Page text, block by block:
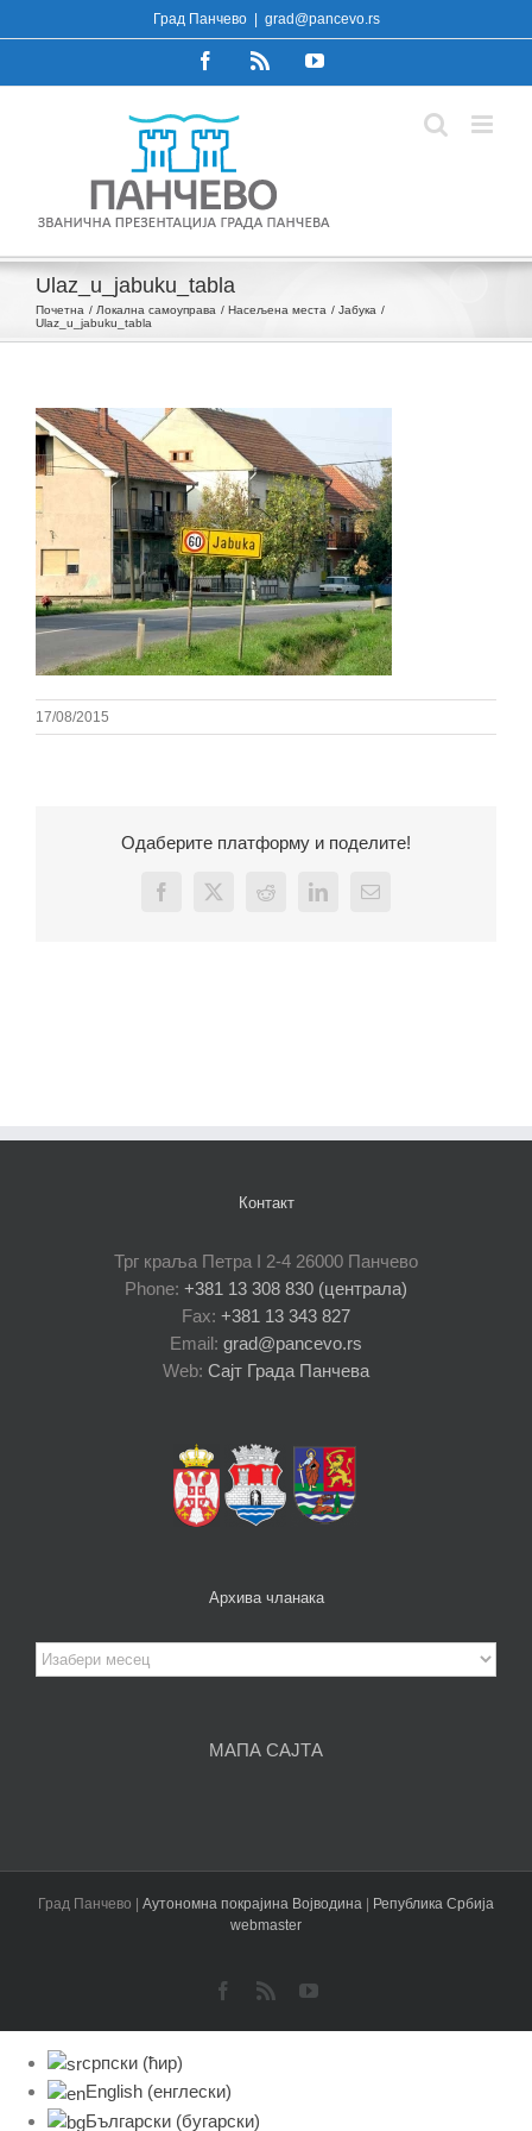
to
Град Панчево grad@pancevo.rs
FacebookRss YouTube
Ulaz_u_jabuku_tabla
Почетна Локална самоуправа Насељена места
Јабука
Ulaz_u_jabuku_tabla
17/08/2015
Одаберите платформу и поделите!
Facebook
X Reddit LinkedInEmail
Контакт
Трг краља Петра I 2-4 26000 Панчево
Phone: +381 13 308 830 (централа)
Fax: +381 13 343 827
Email: grad@pancevo.rs
Web: Сајт Града Панчева
Архива чланака
Архива
чланака
МАПА САЈТА
Град Панчево | Аутономна покрајина Војводина | Република Србија
webmaster
Facebook
Rss YouTube
српски (ћир)
English (енглески)
Български (бугарски)